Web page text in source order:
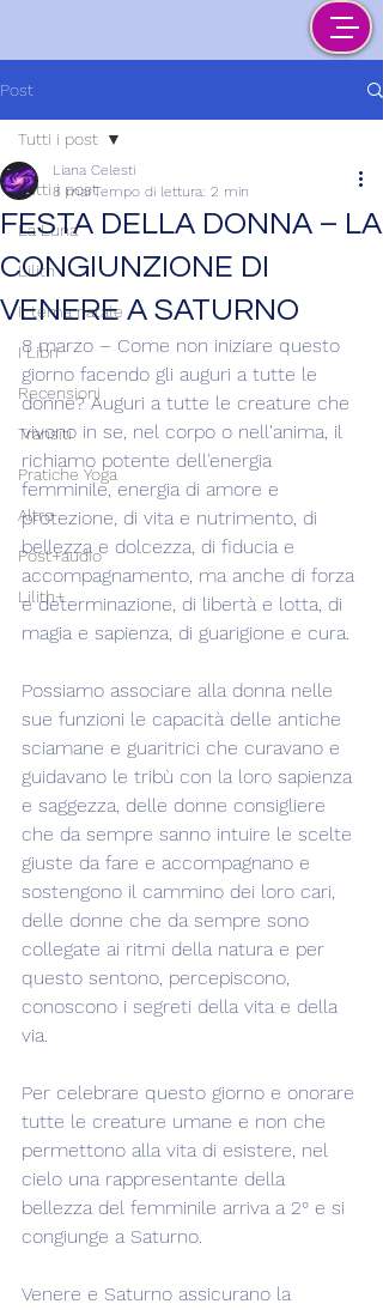
Post
Tutti i post
La Luna
Lilith
Il tema natale
I Libri
Recensioni
Transiti
Pratiche Yoga
Altro
Post+audio
Lilith+
Tutti i post
FESTA DELLA DONNA – LA
CONGIUNZIONE DI
VENERE A SATURNO
Liana Celesti
8 marTempo di lettura: 2 min
8 marzo – Come non iniziare questo
giorno facendo gli auguri a tutte le
donne? Auguri a tutte le creature che
vivono in se, nel corpo o nell'anima, il
richiamo potente dell'energia
femminile, energia di amore e
protezione, di vita e nutrimento, di
bellezza e dolcezza, di fiducia e
accompagnamento, ma anche di forza
e determinazione, di libertà e lotta, di
magia e sapienza, di guarigione e cura.
Possiamo associare alla donna nelle
sue funzioni le capacità delle antiche
sciamane e guaritrici che curavano e
guidavano le tribù con la loro sapienza
e saggezza, delle donne consigliere
che da sempre sanno intuire le scelte
giuste da fare e accompagnano e
sostengono il cammino dei loro cari,
delle donne che da sempre sono
collegate ai ritmi della natura e per
questo sentono, percepiscono,
conoscono i segreti della vita e della
via.
Per celebrare questo giorno e onorare
tutte le creature umane e non che
permettono alla vita di esistere, nel
cielo una rappresentante della
bellezza del femminile arriva a 2° e si
congiunge a Saturno.
Venere e Saturno assicurano la